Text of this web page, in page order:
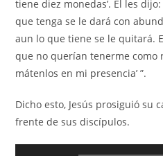
tiene diez monedas’. Él les
que tenga se le dará con
aun lo que tiene se le quitará.
que no querían tenerme como
mátenlos en mi presencia’ ”.
Dicho esto, Jesús prosiguió su
frente de sus discípulos.